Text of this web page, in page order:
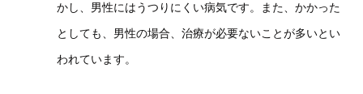
かし、男性にはうつりにくい病気です。また、かかった
としても、男性の場合、治療が必要ないことが多いとい
われています。